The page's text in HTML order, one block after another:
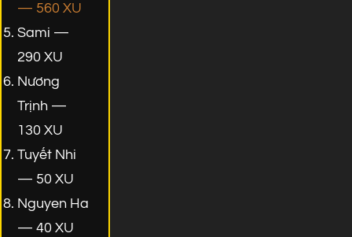
— 560 XU
Sami —
290 XU
Nương
Trịnh —
130 XU
Tuyết Nhi
— 50 XU
Nguyen Ha
— 40 XU